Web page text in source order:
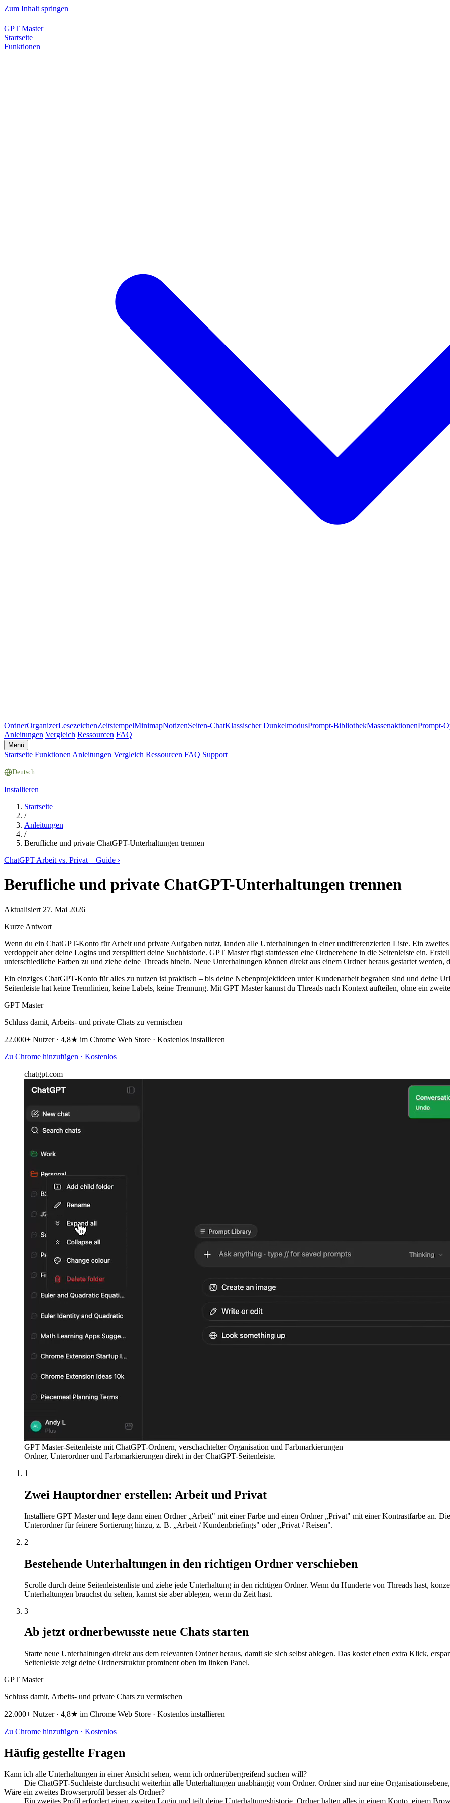
Zum Inhalt springen
GPT Master
Startseite
Funktionen
OrdnerOrganizerLesezeichenZeitstempelMinimapNotizenSeiten-ChatKlassischer DunkelmodusPrompt-BibliothekMassenaktionenPrompt-
Anleitungen Vergleich Ressourcen FAQ
Menü
Startseite Funktionen Anleitungen Vergleich Ressourcen FAQ Support
Deutsch
Installieren
Startseite
/
Anleitungen
/
Berufliche und private ChatGPT-Unterhaltungen trennen
ChatGPT Arbeit vs. Privat – Guide ›
Berufliche und private ChatGPT-Unterhaltungen trennen
Aktualisiert 27. Mai 2026
Kurze Antwort
Wenn du ein ChatGPT-Konto für Arbeit und private Aufgaben nutzt, landen alle Unterhaltungen in einer undifferenzierten Liste. Ein
verdoppelt aber deine Logins und zersplittert deine Suchhistorie. GPT Master fügt stattdessen eine Ordnerebene in die Seitenleiste ein.
unterschiedliche Farben zu und ziehe deine Threads hinein. Neue Unterhaltungen können direkt aus einem Ordner heraus gestartet werden,
Ein einziges ChatGPT-Konto für alles zu nutzen ist praktisch – bis deine Nebenprojektideen unter Kundenarbeit begraben sind und deine
Seitenleiste hat keine Trennlinien, keine Labels, keine Trennung. Mit GPT Master kannst du Threads nach Kontext aufteilen, ohne ein
GPT Master
Schluss damit, Arbeits- und private Chats zu vermischen
22.000+ Nutzer · 4,8★ im Chrome Web Store · Kostenlos installieren
Zu Chrome hinzufügen · Kostenlos
chatgpt.com
GPT Master-Seitenleiste mit ChatGPT-Ordnern, verschachtelter Organisation und Farbmarkierungen
Ordner, Unterordner und Farbmarkierungen direkt in der ChatGPT-Seitenleiste.
1
Zwei Hauptordner erstellen: Arbeit und Privat
Installiere GPT Master und lege dann einen Ordner „Arbeit" mit einer Farbe und einen Ordner „Privat" mit einer Kontrastfarbe an.
Unterordner für feinere Sortierung hinzu, z. B. „Arbeit / Kundenbriefings" oder „Privat / Reisen".
2
Bestehende Unterhaltungen in den richtigen Ordner verschieben
Scrolle durch deine Seitenleistenliste und ziehe jede Unterhaltung in den richtigen Ordner. Wenn du Hunderte von Threads hast,
Unterhaltungen brauchst du selten, kannst sie aber ablegen, wenn du Zeit hast.
3
Ab jetzt ordnerbewusste neue Chats starten
Starte neue Unterhaltungen direkt aus dem relevanten Ordner heraus, damit sie sich selbst ablegen. Das kostet einen extra Klick,
Seitenleiste zeigt deine Ordnerstruktur prominent oben im linken Panel.
GPT Master
Schluss damit, Arbeits- und private Chats zu vermischen
22.000+ Nutzer · 4,8★ im Chrome Web Store · Kostenlos installieren
Zu Chrome hinzufügen · Kostenlos
Häufig gestellte Fragen
Kann ich alle Unterhaltungen in einer Ansicht sehen, wenn ich ordnerübergreifend suchen will?
Die ChatGPT-Suchleiste durchsucht weiterhin alle Unterhaltungen unabhängig vom Ordner. Ordner sind nur eine
Wäre ein zweites Browserprofil besser als Ordner?